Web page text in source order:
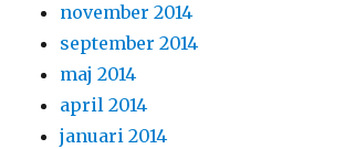
november 2014
september 2014
maj 2014
april 2014
januari 2014